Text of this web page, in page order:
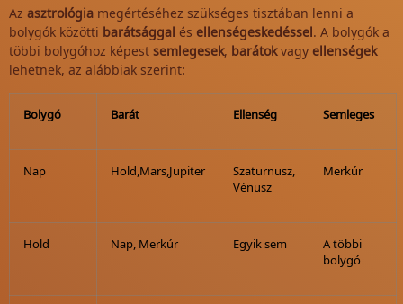
Az asztrológia megértéséhez szükséges tisztában lenni a
bolygók közötti barátsággal és ellenségeskedéssel. A bolygók a
többi bolygóhoz képest semlegesek, barátokvagy ellenségek
lehetnek, az alábbiak szerint:
Bolygó Barát Ellenség Semleges
Nap Hold,Mars,Jupiter Szaturnusz,
Vénusz
Merkúr
Hold Nap, Merkúr Egyik sem
A többi
bolygó